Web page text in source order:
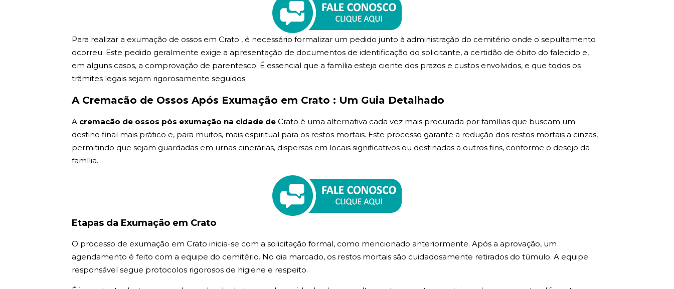
Para realizar a exumação de ossos em Crato , é necessário formalizar um pedido junto à administração do cemitério onde o sepultamento
ocorreu. Este pedido geralmente exige a apresentação de documentos de identificação do solicitante, a certidão de óbito do falecido e,
em alguns casos, a comprovação de parentesco. É essencial que a família esteja ciente dos prazos e custos envolvidos, e que todos os
trâmites legais sejam rigorosamente seguidos.
A Cremacão de Ossos Após Exumação em Crato : Um Guia Detalhado
A cremacão de ossos pós exumação na cidade de Crato é uma alternativa cada vez mais procurada por famílias que buscam um
destino final mais prático e, para muitos, mais espiritual para os restos mortais. Este processo garante a redução dos restos mortais a cinzas,
permitindo que sejam guardadas em urnas cinerárias, dispersas em locais significativos ou destinadas a outros fins, conforme o desejo da
família.
Etapas da Exumação em Crato
O processo de exumação em Crato inicia-se com a solicitação formal, como mencionado anteriormente. Após a aprovação, um
agendamento é feito com a equipe do cemitério. No dia marcado, os restos mortais são cuidadosamente retirados do túmulo. A equipe
responsável segue protocolos rigorosos de higiene e respeito.